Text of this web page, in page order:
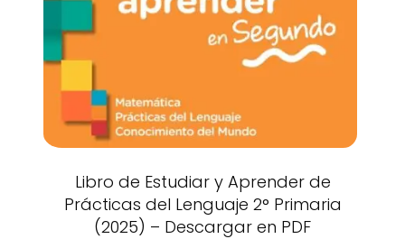
Libro de Estudiar y Aprender de
Prácticas del Lenguaje 2° Primaria
(2025) – Descargar en PDF